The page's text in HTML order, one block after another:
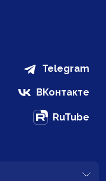
Telegram
ВКонтакте
RuTube